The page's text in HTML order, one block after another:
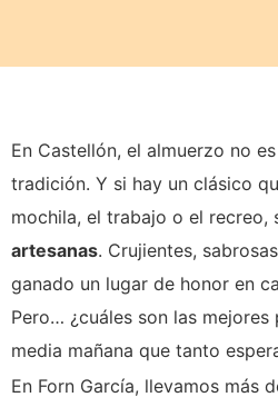
En Castellón, el almuerzo no
tradición. Y si hay un clásico
mochila, el trabajo o el recreo,
artesanas. Crujientes,
ganado un lugar de honor en
Pero… ¿cuáles son las mejores
media mañana que tanto
En Forn García, llevamos más